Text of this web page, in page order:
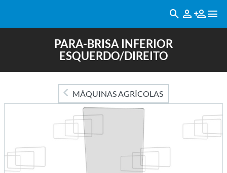
PARA-BRISA INFERIOR
ESQUERDO/DIREITO
MÁQUINAS AGRÍCOLAS